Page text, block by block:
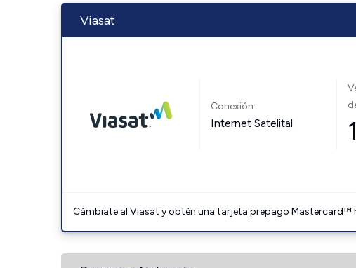
Viasat
Conexión:
Internet Satelital
Cámbiate al Viasat y obtén una tarjeta prepago Mastercard™